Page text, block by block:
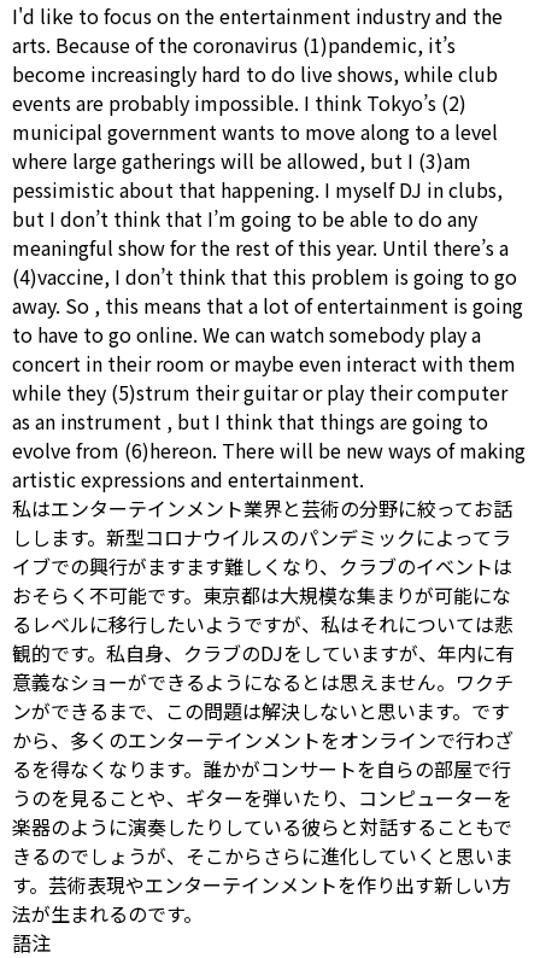
I'd like tofocus on the entertainment industry and the
arts. Because ofthe coronavirus (1)pandemic, it’s
become increasingly hard todo live shows,whileclub
events are probably impossible. I think Tokyo’s (2)
municipal government wants to movealong toa level
where large gatherings will be allowed, but I (3)am
pessimisticabout that happening. I myself DJ in clubs,
but I don’t think that I’m going to beable todoany
meaningful showforthe rest ofthis year. Until there’s a
(4)vaccine, I don’t think that this problem is going togo
away. So , this means that a lot of entertainment is going
to have togo online. We can watch somebody play a
concert in their room or maybeeven interactwith them
while they (5)strum their guitar or play their computer
asan instrument , but I think that things are going to
evolvefrom (6)hereon. There will be new ways of making
artistic expressions and entertainment.
私はエンターテインメント業界と芸術の分野に絞ってお話
しします。新型コロナウイルスのパンデミックによってラ
イブでの興行がますます難しくなり、クラブのイベントは
おそらく不可能です。東京都は大規模な集まりが可能にな
るレベルに移行したいようですが、私はそれについては悲
観的です。私自身、クラブのDJをしていますが、年内に有
意義なショーができるようになるとは思えません。ワクチ
ンができるまで、この問題は解決しないと思います。です
から、多くのエンターテインメントをオンラインで行わざ
るを得なくなります。誰かがコンサートを自らの部屋で行
うのを見ることや、ギターを弾いたり、コンピューターを
楽器のように演奏したりしている彼らと対話することもで
きるのでしょうが、そこからさらに進化していくと思いま
す。芸術表現やエンターテインメントを作り出す新しい方
法が生まれるのです。
語注